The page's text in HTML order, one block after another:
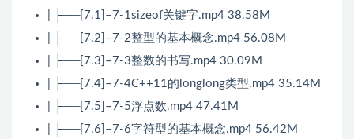
| ├──[7.1]–7-1sizeof关键字.mp4 38.58M
| ├──[7.2]–7-2整型的基本概念.mp4 56.08M
| ├──[7.3]–7-3整数的书写.mp4 30.09M
| ├──[7.4]–7-4C++11的longlong类型.mp4 35.14M
| ├──[7.5]–7-5浮点数.mp4 47.41M
| ├──[7.6]–7-6字符型的基本概念.mp4 56.42M